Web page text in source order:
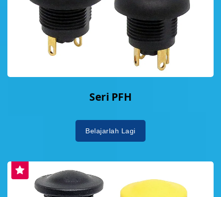
Seri PFH
Belajarlah Lagi